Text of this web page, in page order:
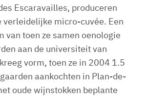
Escaravailles, produceren
verleidelijke micro-cuvée. Een
van toen ze samen oenologie
aan de universiteit van
vorm, toen ze in 2004 1.5
aankochten in Plan-de-
oude wijnstokken beplante